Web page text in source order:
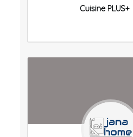
Cuisine PLUS+